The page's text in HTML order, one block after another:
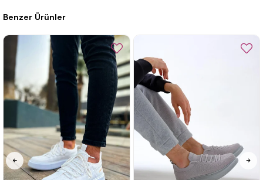
Benzer Ürünler